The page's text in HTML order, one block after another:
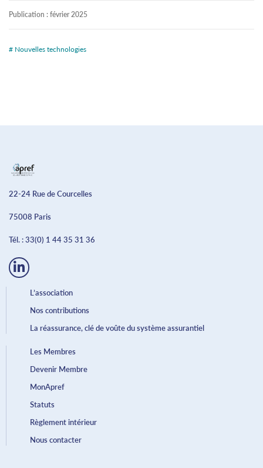
Publication : février 2025
# Nouvelles technologies
22-24 Rue de Courcelles
75008 Paris
Tél. :33(0) 1 44 35 31 36
L’association
Nos contributions
La réassurance, clé de voûte du système assurantiel
Les Membres
Devenir Membre
MonApref
Statuts
Règlement intérieur
Nous contacter